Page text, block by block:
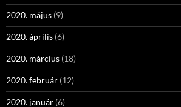
2020. május (9)
2020. április (6)
2020. március (18)
2020. február (12)
2020. január (6)